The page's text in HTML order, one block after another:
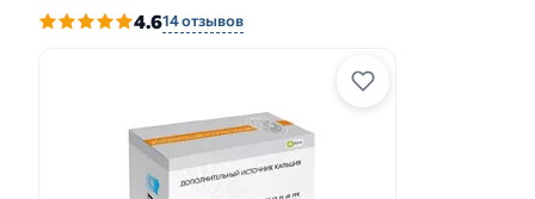
4.614 отзывов